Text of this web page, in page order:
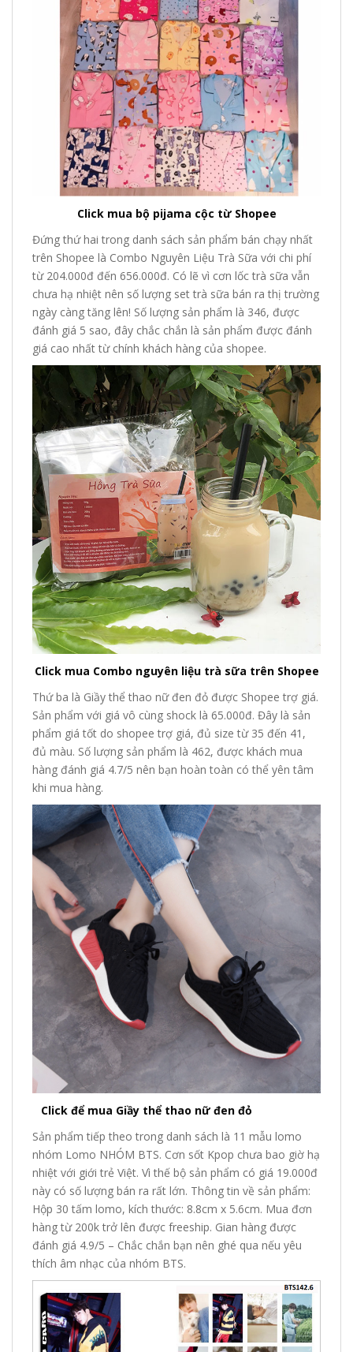
Click mua bộ pijama cộc từ Shopee
Đứng thứ hai trong danh sách sản phẩm bán chạy nhất
trên Shopee là Combo Nguyên Liệu Trà Sữa với chi phí
từ 204.000đ đến 656.000đ. Có lẽ vì cơn lốc trà sữa vẫn
chưa hạ nhiệt nên số lượng set trà sữa bán ra thị trường
ngày càng tăng lên! Số lượng sản phẩm là 346, được
đánh giá 5 sao, đây chắc chắn là sản phẩm được đánh
giá cao nhất từ chính khách hàng của shopee.
Click mua Combo nguyên liệu trà sữa trên Shopee
Thứ ba là Giầy thể thao nữ đen đỏ được Shopee trợ giá.
Sản phẩm với giá vô cùng shock là 65.000đ. Đây là sản
phẩm giá tốt do shopee trợ giá, đủ size từ 35 đến 41,
đủ màu. Số lượng sản phẩm là 462, được khách mua
hàng đánh giá 4.7/5 nên bạn hoàn toàn có thể yên tâm
khi mua hàng.
Click để mua Giầy thể thao nữ đen đỏ
Sản phẩm tiếp theo trong danh sách là 11 mẫu lomo
nhóm Lomo NHÓM BTS. Cơn sốt Kpop chưa bao giờ hạ
nhiệt với giới trẻ Việt. Vì thế bộ sản phẩm có giá 19.000đ
này có số lượng bán ra rất lớn. Thông tin về sản phẩm:
Hộp 30 tấm lomo, kích thước: 8.8cm x 5.6cm. Mua đơn
hàng từ 200k trở lên được freeship. Gian hàng được
đánh giá 4.9/5 – Chắc chắn bạn nên ghé qua nếu yêu
thích âm nhạc của nhóm BTS.